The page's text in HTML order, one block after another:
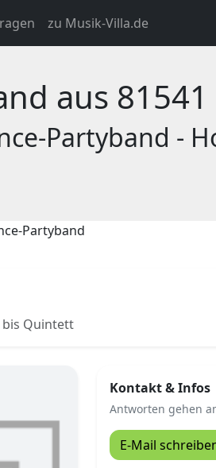
zu Musik-Villa.de
aus
Partyband -
Partyband
bis Quintett
Kontakt & Infos
Antworten gehen
E-Mail